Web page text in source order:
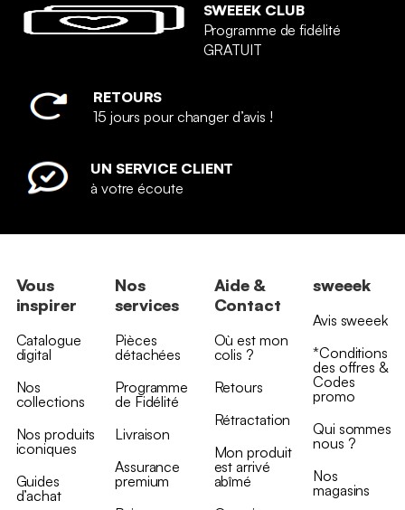
SWEEEK CLUB
Programme de fidélité
GRATUIT
RETOURS
15 jours pour changer d’avis !
UN SERVICE CLIENT
à votre écoute
Vous
inspirer
Catalogue
digital
Nos
collections
Nos produits
iconiques
Guides
d’achat
Nos
services
Pièces
détachées
Programme
de Fidélité
Livraison
Assurance
premium
Aide &
Contact
Où est mon
colis ?
Retours
Rétractation
Mon produit
est arrivé
abîmé
sweeek
Avis sweeek
*Conditions
des offres &
Codes
promo
Qui sommes
nous ?
Nos
magasins